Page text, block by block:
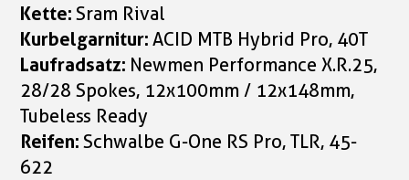
Kette:Sram Rival
Kurbelgarnitur:ACID MTB Hybrid Pro, 40T
Laufradsatz: Newmen Performance X.R.25,
28/28 Spokes, 12x100mm / 12x148mm,
Tubeless Ready
Reifen:Schwalbe G-One RS Pro, TLR, 45-
622